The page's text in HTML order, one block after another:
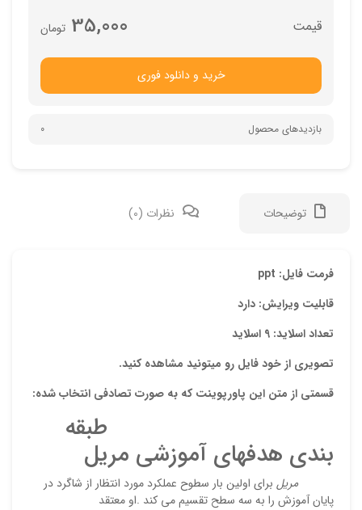
تومان 35,000
خرید و دانلود فوری
بازدیدهای محصول 0
توضیحات نظرات (0)
فرمت فایل: ppt
قابلیت ویرایش: دارد
تعداد اسلاید: 9 اسلاید
تصویری از خود فایل رو میتونید مشاهده کنید.
قسمتی از متن این پاورپوینت که به صورت تصادفی انتخاب شده:
طبقه
بندی هدفهای آموزشی مریل
مریل برای اولین بار سطوح عملکرد مورد انتظار از شاگرد در
پایان آموزش را به سه سطح تقسیم می کند .او معتقد